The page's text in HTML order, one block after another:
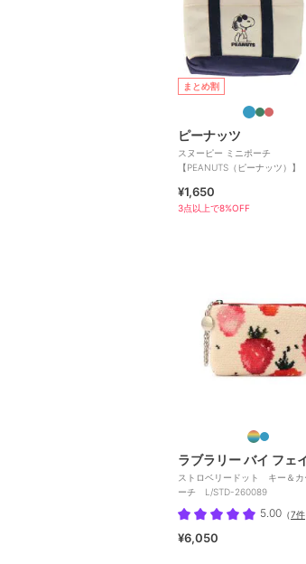
まとめ割
ピーナッツ
スヌーピー ミニポーチ
【PEANUTS（ピーナッツ）】
¥1,650
3点以上で8%OFF
ラブラリー バイ フェ
ストロベリードット キー＆カ
ーチ L/STD-260089
5.00 （7件
¥6,050